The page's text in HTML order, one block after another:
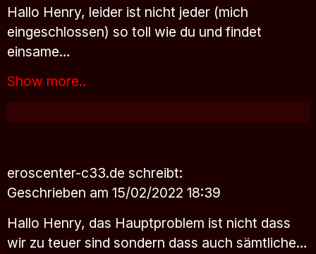
Hallo Henry, leider ist nicht jeder (mich
eingeschlossen) so toll wie du und findet
einsame…
Show more..
eroscenter-c33.de schreibt:
Geschrieben am 15/02/2022 18:39
Hallo Henry, das Hauptproblem ist nicht dass
wir zu teuer sind sondern dass auch sämtliche…